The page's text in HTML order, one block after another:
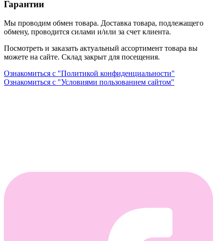
Гарантии
Мы проводим обмен товара. Доставка товара, подлежащего
обмену, проводится силами и/или за счет клиента.
Посмотреть и заказать актуальный ассортимент товара вы
можете на сайте. Склад закрыт для посещения.
Ознакомиться с "Политикой конфиденциальности"
Ознакомиться с "Условиями пользованием сайтом"